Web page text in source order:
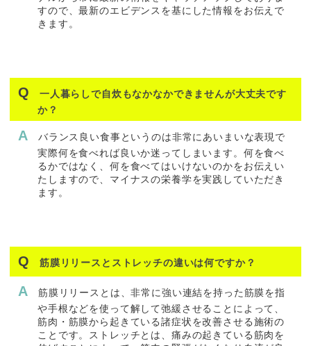
すので、最新のエビデンスを基にした情報をお伝えで
きます。
一人暮らしで自炊もなかなかできませんが大丈夫です
か？
バランス良い食事というのは非常にあいまいな表現で
実際何を食べれば良いか迷ってしまいます。何を食べ
るかではなく、何を食べてはいけないのかをお伝えい
たしますので、マイナスの栄養学を実践していただき
ます。
筋膜リリースとストレッチの違いは何ですか？
筋膜リリースとは、非常に強い連結を持った筋膜を指
や手根などを使って解して弛緩させることによって、
筋肉・筋膜から起きている諸症状を改善させる施術の
ことです。ストレッチとは、痛みの起きている筋肉を